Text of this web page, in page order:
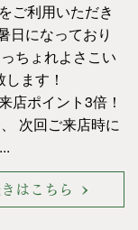
ご利用いただき
日になっており
ちょれよさこい
ます！
店ポイント3倍！
次回ご来店時に
はこちら